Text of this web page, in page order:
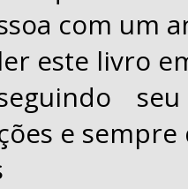
com um
este livro
e